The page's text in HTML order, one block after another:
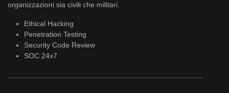
organizzazioni sia civili che militari.
Ethical Hacking
Penetration Testing
Security Code Review
SOC 24x7